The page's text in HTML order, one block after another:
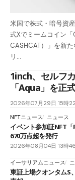
米国で株式・暗号資
式Xでミームコイン
CASHCAT）」を新
リ…
1inch、セルフ
「Aqua」を正
2026年07月29日 15時
NFTニュース
ニュース
イベント参加証NFT
670万点超を発行
2026年08月04日 13時
イーサリアムニュース
東証上場クオンタムS